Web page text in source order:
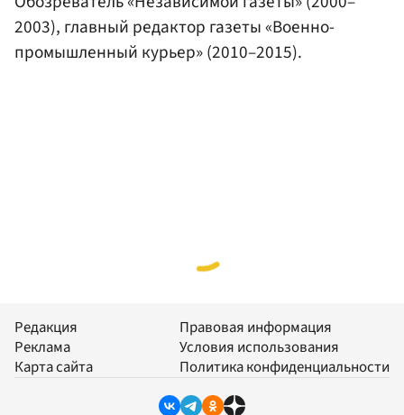
2003), главный редактор газеты «Военно-
промышленный курьер» (2010–2015).
Редакция
Реклама
Карта сайта
Правовая информация
Условия использования
Политика конфиденциальности